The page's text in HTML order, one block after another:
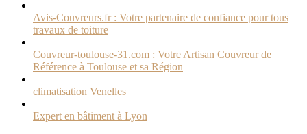
Avis-Couvreurs.fr : Votre partenaire de confiance pour tous
travaux de toiture
Couvreur-toulouse-31.com : Votre Artisan Couvreur de
Référence à Toulouse et sa Région
climatisation Venelles
Expert en bâtiment à Lyon